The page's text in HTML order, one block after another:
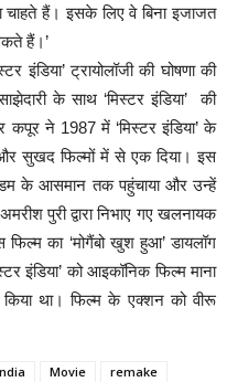
हैं। इसके लिए वे बिना इजाजत
हैं।’
इंडिया’ ट्रायोलॉजी की घोषणा की
के साथ ‘मिस्टर इंडिया’ की
कपूर ने 1987 में ‘मिस्टर इंडिया’ के
सुखद फिल्मों में से एक दिया। इस
के आसमान तक पहुंचाया और उन्हें
पुरी द्वारा निभाए गए खलनायक
का ‘मोगैंबो खुश हुआ’ डायलॉग
इंडिया’ को आइकॉनिक फिल्म माना
था। फिल्म के एक्शन को वीरू
Movie
remake